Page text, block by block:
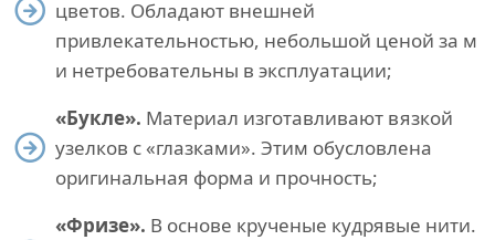
цветов. Обладают внешней
привлекательностью, небольшой ценой за м
и нетребовательны в эксплуатации;
«Букле». Материал изготавливают вязкой
узелков с «глазками». Этим обусловлена
оригинальная форма и прочность;
«Фризе». В основе крученые кудрявые нити.